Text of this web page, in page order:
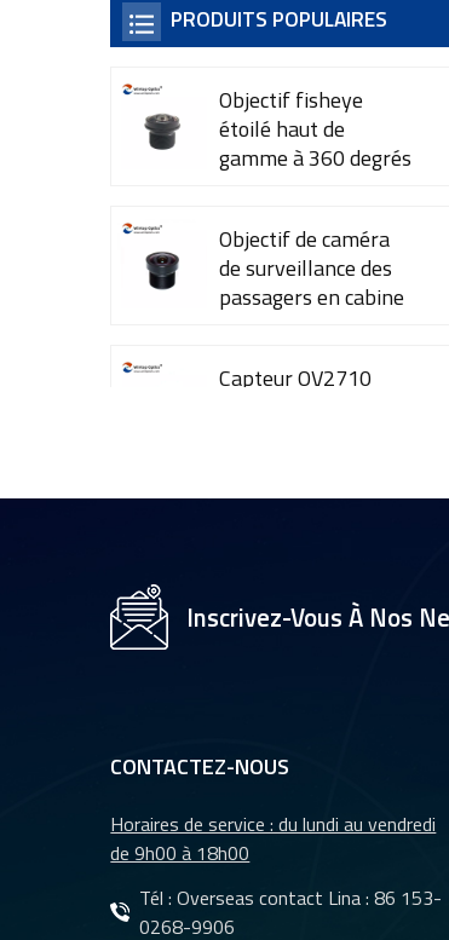
PRODUITS POPULAIRES
Objectif fisheye
étoilé haut de
gamme à 360 degrés
Objectif de caméra
de surveillance des
passagers en cabine
Capteur OV2710
4983P-A2
8&nbsp;MP
CMS pour système
de caméra de
véhicules YT-7620-
Objectifs
Inscrivez-Vous À Nos
CONTACTEZ-NOUS
Horaires de service : du lundi au vendredi
de 9h00 à 18h00
Tél : Overseas contact Lina :86 153-
0268-9906